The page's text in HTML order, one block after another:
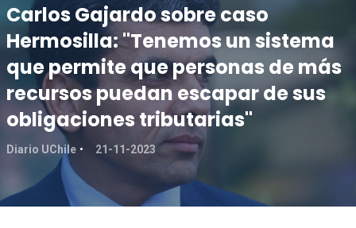
Carlos Gajardo sobre caso
Hermosilla: "Tenemos un sistema
que permite que personas de más
recursos puedan escapar de sus
obligaciones tributarias"
Diario UChile 21-11-2023